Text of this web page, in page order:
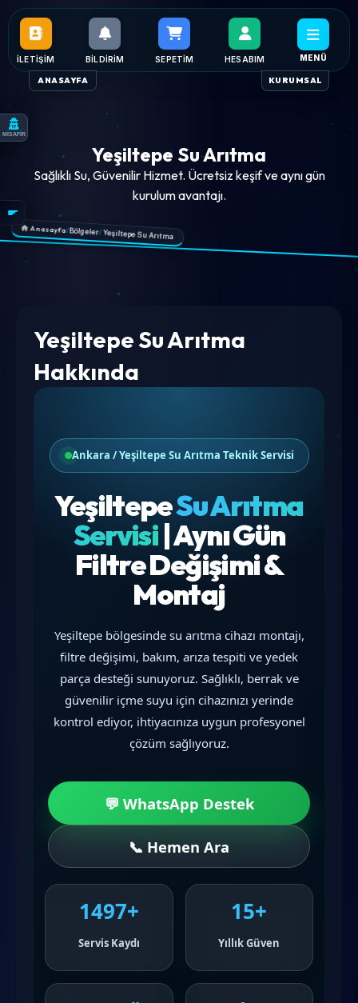
ANASAYFA KURUMSAL
İLETIŞIM BILDIRIM SEPETIM HESABIM MENÜ
Yeşiltepe Su Arıtma
Sağlıklı Su, Güvenilir Hizmet. Ücretsiz keşif ve aynı gün
kurulum avantajı.
Anasayfa/Bölgeler/Yeşiltepe Su Arıtma
Yeşiltepe Su Arıtma
Hakkında
Ankara / Yeşiltepe Su Arıtma Teknik Servisi
YeşiltepeSu Arıtma
Servisi| Aynı Gün
Filtre Değişimi &
Montaj
Yeşiltepe bölgesinde su arıtma cihazı montajı,
filtre değişimi, bakım, arıza tespiti ve yedek
parça desteği sunuyoruz. Sağlıklı, berrak ve
güvenilir içme suyu için cihazınızı yerinde
kontrol ediyor, ihtiyacınıza uygun profesyonel
çözüm sağlıyoruz.
💬 WhatsApp Destek
📞 Hemen Ara
1497+
Servis Kaydı
15+
Yıllık Güven
MİSAFİR